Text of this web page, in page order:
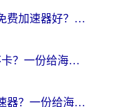
玩崩坏学园2海外用什么免费加速器好？2026海外党亲测国服游戏加速指南
国外如何玩新笑傲江湖不卡？一份给海外游子的终极网络指南
在南非玩刀塔2用什么加速器？一份给海外游子的终极生存指南